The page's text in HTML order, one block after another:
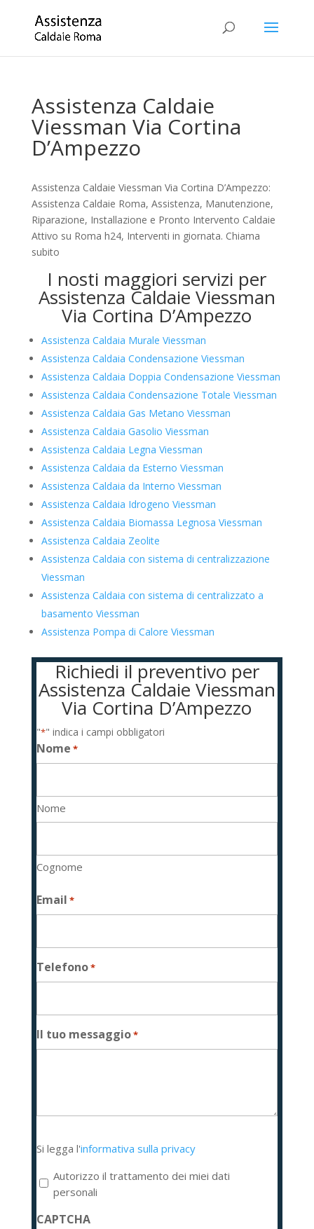
Assistenza Caldaie
Viessman Via Cortina
D’Ampezzo
Assistenza Caldaie Viessman Via Cortina D’Ampezzo:
Assistenza Caldaie Roma, Assistenza, Manutenzione,
Riparazione, Installazione e Pronto Intervento Caldaie
Attivo su Roma h24, Interventi in giornata. Chiama
subito
I nosti maggiori servizi per
Assistenza Caldaie Viessman
Via Cortina D’Ampezzo
Assistenza Caldaia Murale Viessman
Assistenza Caldaia Condensazione Viessman
Assistenza Caldaia Doppia Condensazione Viessman
Assistenza Caldaia Condensazione Totale Viessman
Assistenza Caldaia Gas Metano Viessman
Assistenza Caldaia Gasolio Viessman
Assistenza Caldaia Legna Viessman
Assistenza Caldaia da Esterno Viessman
Assistenza Caldaia da Interno Viessman
Assistenza Caldaia Idrogeno Viessman
Assistenza Caldaia Biomassa Legnosa Viessman
Assistenza Caldaia Zeolite
Assistenza Caldaia con sistema di centralizzazione
Viessman
Assistenza Caldaia con sistema di centralizzato a
basamento Viessman
Assistenza Pompa di Calore Viessman
Richiedi il preventivo per
Assistenza Caldaie Viessman
Via Cortina D’Ampezzo
"*" indica i campi obbligatori
Nome *
Nome
Cognome
Email *
Telefono*
Il tuo messaggio*
legga
l'informativa
sulla
privacy
*
Si legga l'informativa sulla privacy
Autorizzo il trattamento dei miei dati
personali
CAPTCHA